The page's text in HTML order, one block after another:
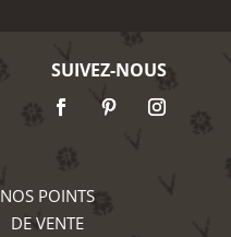
SUIVEZ-NOUS
NOS POINTS
DE VENTE